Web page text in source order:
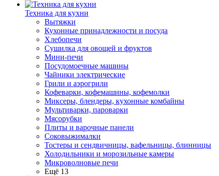
Техника для кухни
Вытяжки
Кухонные принадлежности и посуда
Хлебопечи
Сушилка для овощей и фруктов
Мини-печи
Посудомоечные машины
Чайники электрические
Грили и аэрогрили
Кофеварки, кофемашины, кофемолки
Миксеры, блендеры, кухонные комбайны
Мультиварки, пароварки
Мясорубки
Плиты и варочные панели
Соковыжималки
Тостеры и сендвичницы, вафельницы, блинницы
Холодильники и морозильные камеры
Микроволновые печи
Ещё 13